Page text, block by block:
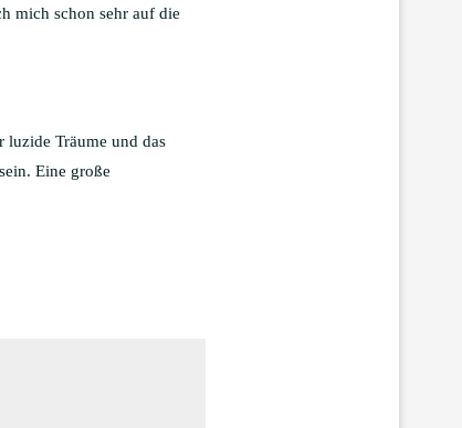
mich schon sehr auf die
luzide Träume und das
Eine große